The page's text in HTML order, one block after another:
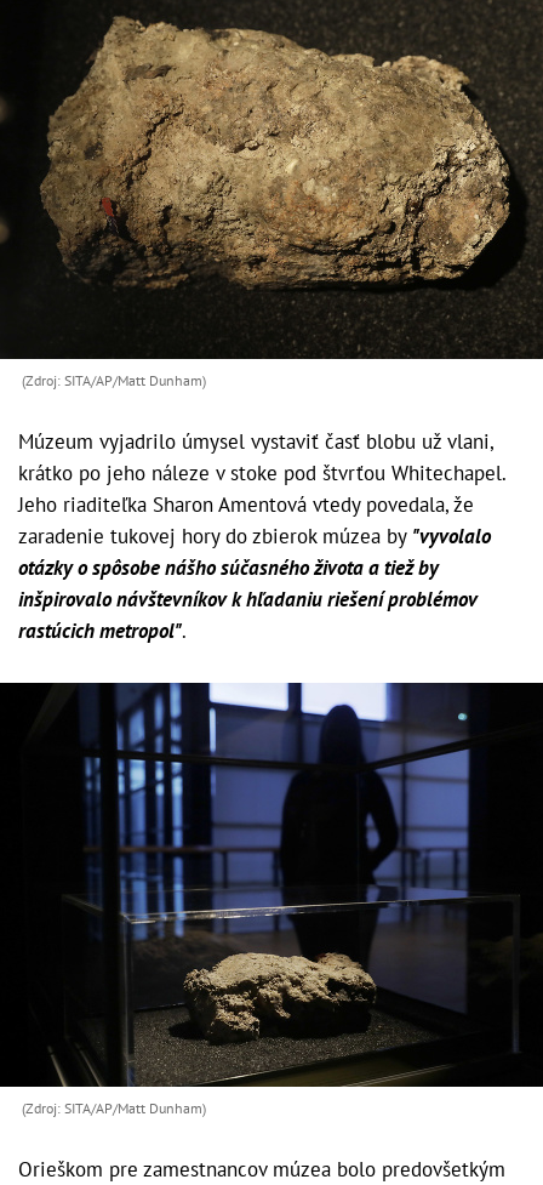
(Zdroj: SITA/AP/Matt Dunham)
Múzeum vyjadrilo úmysel vystaviť časť blobu už vlani,
krátko po jeho náleze v stoke pod štvrťou Whitechapel.
Jeho riaditeľka Sharon Amentová vtedy povedala, že
zaradenie tukovej hory do zbierok múzea by "vyvolalo
otázky o spôsobe nášho súčasného života a tiež by
inšpirovalo návštevníkov k hľadaniu riešení problémov
rastúcich metropol".
(Zdroj: SITA/AP/Matt Dunham)
Orieškom pre zamestnancov múzea bolo predovšetkým